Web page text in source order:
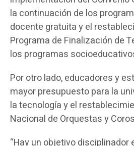
la continuación de los
docente gratuita y el
Programa de Finalización de
los programas
Por otro lado, educadores y
mayor presupuesto para la
la tecnología y el
Nacional de Orquestas y
“Hay un objetivo disciplinador